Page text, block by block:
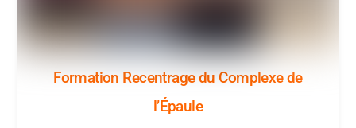
Formation Recentrage du Complexe de
l’Épaule